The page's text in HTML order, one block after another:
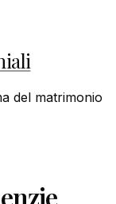
del matrimonio